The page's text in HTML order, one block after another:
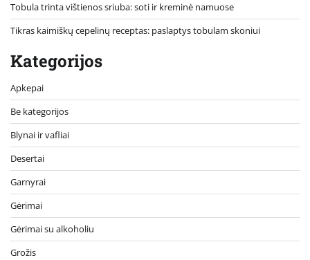
Tobula trinta vištienos sriuba: soti ir kreminė namuose
Tikras kaimiškų cepelinų receptas: paslaptys tobulam skoniui
Kategorijos
Apkepai
Be kategorijos
Blynai ir vafliai
Desertai
Garnyrai
Gėrimai
Gėrimai su alkoholiu
Grožis